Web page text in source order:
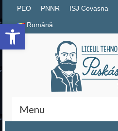
Deschide bara de unelte
PEO PNNR ISJ Covasna
Română
Menu